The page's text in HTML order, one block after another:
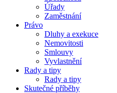
Úřady
Zaměstnání
Právo
Dluhy a exekuce
Nemovitosti
Smlouvy
Vyvlastnění
Rady a tipy
Rady a tipy
Skutečné příběhy